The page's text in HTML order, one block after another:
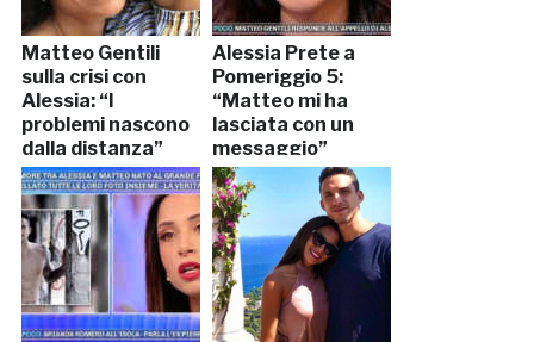
Matteo Gentili
sulla crisi con
Alessia: “I
problemi nascono
dalla distanza”
Alessia Prete a
Pomeriggio 5:
“Matteo mi ha
lasciata con un
messaggio”